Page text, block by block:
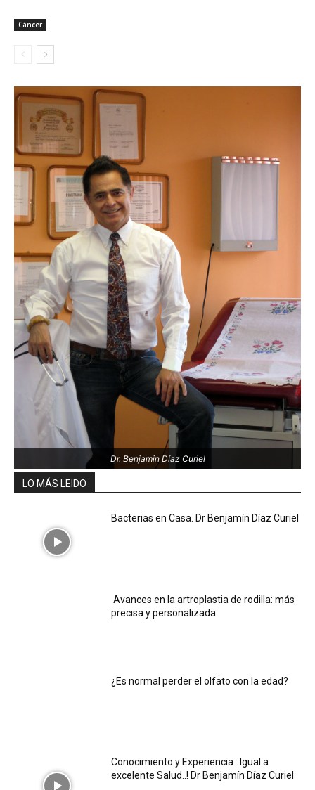
Cáncer
Dr. Benjamin Díaz Curiel
LO MÁS LEIDO
Bacterias en Casa. Dr Benjamín Díaz Curiel
Avances en la artroplastia de rodilla: más
precisa y personalizada
¿Es normal perder el olfato con la edad?
Conocimiento y Experiencia : Igual a
excelente Salud..! Dr Benjamín Díaz Curiel